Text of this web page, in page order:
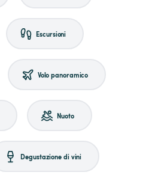
Escursioni
Volo panoramico
Nuoto
Degustazione di vini